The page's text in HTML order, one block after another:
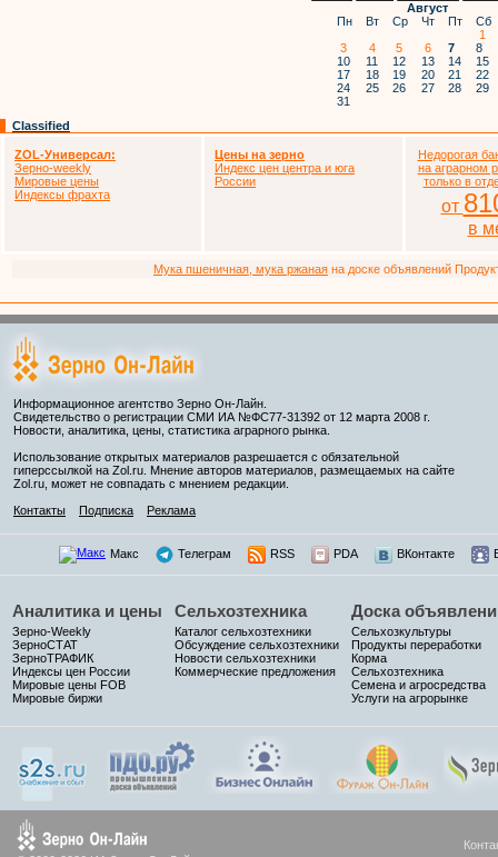
Август
Пн
Вт Ср Чт Пт Сб
1
3
4 5 6 7 8
10
11 12 13 14 15
17
18 19 20 21 22
24
25 26 27 28 29
31
Classified
ZOL-Универсал:
Зерно-weekly
Мировые цены
Индексы фрахта
Цены на зерно
Индекс цен центра и юга
России
Недорогая
на аграрном
только в
от
в
Мука пшеничная, мука ржаная на доске объявлений
Информационное агентство Зерно Он-Лайн.
Свидетельство о регистрации СМИ ИА №ФС77-31392 от 12 марта 2008 г.
Новости, аналитика, цены, статистика аграрного рынка.
Использование открытых материалов разрешается с обязательной
гиперссылкой на Zol.ru. Мнение авторов материалов, размещаемых на сайте
Zol.ru, может не совпадать с мнением редакции.
Контакты
Подписка Реклама
Макс Телеграм RSS PDA ВКонтакте
Аналитика и цены
Зерно-Weekly
ЗерноСТАТ
ЗерноТРАФИК
Индексы цен России
Мировые цены FOB
Мировые биржи
Сельхозтехника
Каталог сельхозтехники
Обсуждение сельхозтехники
Новости сельхозтехники
Коммерческие предложения
Доска
Сельхозкультуры
Продукты переработки
Корма
Сельхозтехника
Семена и агросредства
Услуги на агрорынке